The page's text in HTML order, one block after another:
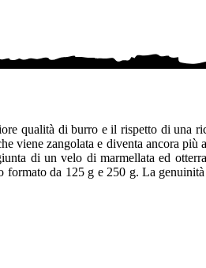
qualità di burro e il rispetto di una
viene zangolata e diventa ancora
di un velo di marmellata ed
da 125 g e 250 g. La